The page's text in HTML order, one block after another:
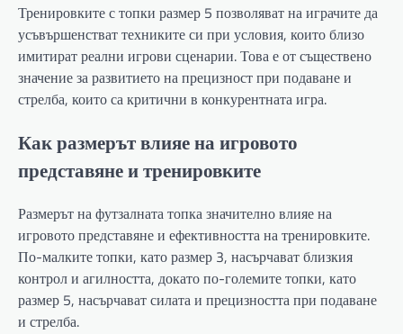
Тренировките с топки размер 5 позволяват на играчите да
усъвършенстват техниките си при условия, които близо
имитират реални игрови сценарии. Това е от съществено
значение за развитието на прецизност при подаване и
стрелба, които са критични в конкурентната игра.
Как размерът влияе на игровото
представяне и тренировките
Размерът на футзалната топка значително влияе на
игровото представяне и ефективността на тренировките.
По-малките топки, като размер 3, насърчават близкия
контрол и агилността, докато по-големите топки, като
размер 5, насърчават силата и прецизността при подаване
и стрелба.